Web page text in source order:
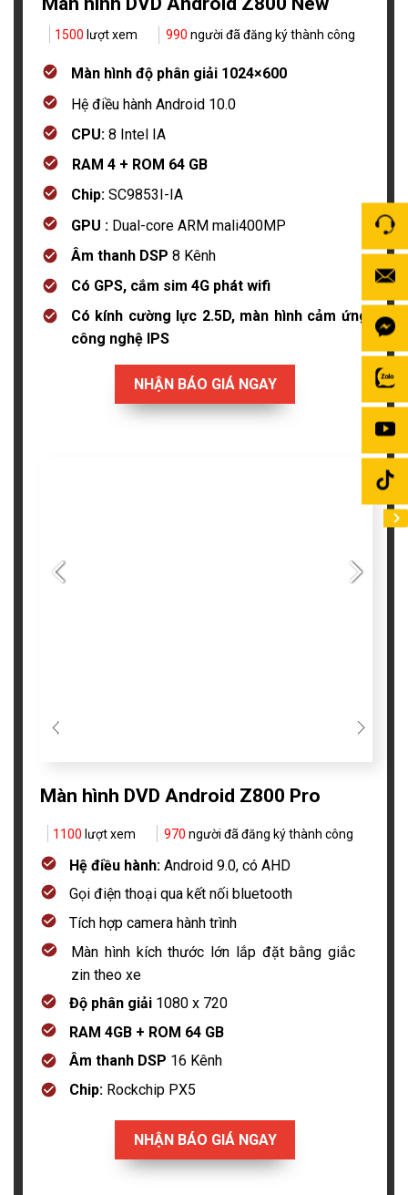
Màn hình DVD Android Z800 Pro
970người đã đăng ký thành công
1100 lượt xem
NHẬN BÁO GIÁ NGAY
Hệ điều hành: Android 9.0, có AHD
Gọi điện thoại qua kết nối bluetooth
Tích hợp camera hành trình
Màn hình kích thước lớn lắp đặt bằng giắc
zin theo xe
Độ phân giải 1080 x 720
RAM 4GB + ROM 64 GB
Âm thanh DSP 16 Kênh
Chip: Rockchip PX5
990 người đã đăng ký thành công
1500 lượt xem
NHẬN BÁO GIÁ NGAY
Màn hình độ phân giải 1024×600
Hệ điều hành Android 10.0
CPU:8 Intel IA
RAM 4 + ROM 64 GB
Chip: SC9853I-IA
GPU : Dual-core ARM mali400MP
Âm thanh DSP 8 Kênh
Có GPS, cắm sim 4G phát wifi
Có kính cường lực 2.5D, màn hình cảm ứng
công nghệ IPS